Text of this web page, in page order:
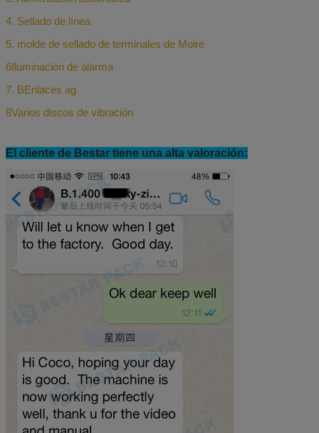
4. Sellado de línea
5. molde de sellado de terminales de Moire
6Iluminación de alarma
7. BEnlaces ag
8Varios discos de vibración
El cliente de Bestar tiene una alta valoración: